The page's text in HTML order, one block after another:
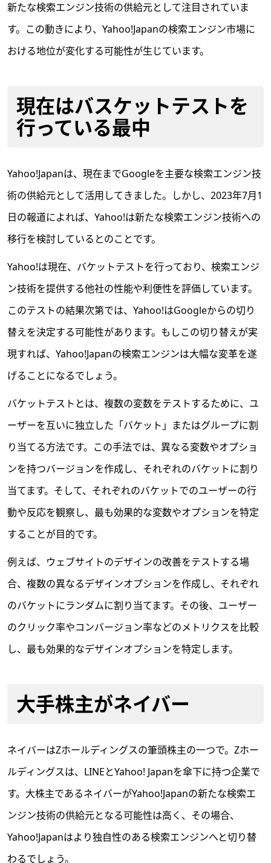
新たな検索エンジン技術の供給元として注目されていま
す。この動きにより、Yahoo!Japanの検索エンジン市場に
おける地位が変化する可能性が生じています。
現在はバスケットテストを
行っている最中
Yahoo!Japanは、現在までGoogleを主要な検索エンジン技
術の供給元として活用してきました。しかし、2023年7月1
日の報道によれば、Yahoo!は新たな検索エンジン技術への
移行を検討しているとのことです。
Yahoo!は現在、バケットテストを行っており、検索エンジ
ン技術を提供する他社の性能や利便性を評価しています。
このテストの結果次第では、Yahoo!はGoogleからの切り
替えを決定する可能性があります。もしこの切り替えが実
現すれば、Yahoo!Japanの検索エンジンは大幅な変革を遂
げることになるでしょう。
バケットテストとは、複数の変数をテストするために、ユ
ーザーを互いに独立した「バケット」またはグループに割
り当てる方法です。この手法では、異なる変数やオプショ
ンを持つバージョンを作成し、それぞれのバケットに割り
当てます。そして、それぞれのバケットでのユーザーの行
動や反応を観察し、最も効果的な変数やオプションを特定
することが目的です。
例えば、ウェブサイトのデザインの改善をテストする場
合、複数の異なるデザインオプションを作成し、それぞれ
のバケットにランダムに割り当てます。その後、ユーザー
のクリック率やコンバージョン率などのメトリクスを比較
し、最も効果的なデザインオプションを特定します。
大手株主がネイバー
ネイバーはZホールディングスの筆頭株主の一つで。Zホー
ルディングスは、LINEとYahoo! Japanを傘下に持つ企業で
す。大株主であるネイバーがYahoo!Japanの新たな検索エ
ンジン技術の供給元となる可能性は高く、その場合、
Yahoo!Japanはより独自性のある検索エンジンへと切り替
わるでしょう。